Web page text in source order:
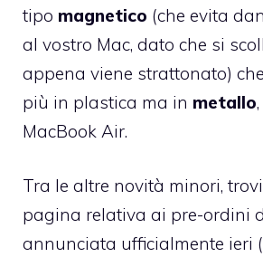
tipo magnetico (che evita
al vostro Mac, dato che si
appena viene strattonato)
più in plastica ma in metallo
MacBook Air.
Tra le altre novità minori,
pagina relativa ai pre-ordini
annunciata ufficialmente ieri